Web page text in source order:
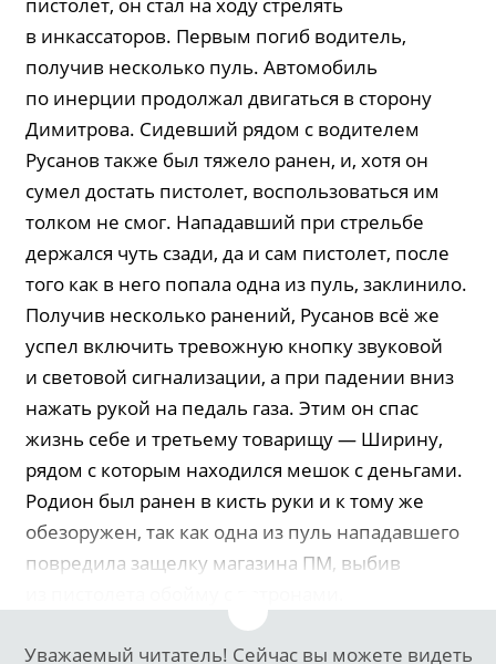
в инкассаторов. Первым погиб водитель,
получив несколько пуль. Автомобиль
по инерции продолжал двигаться в сторону
Димитрова. Сидевший рядом с водителем
Русанов также был тяжело ранен, и, хотя он
сумел достать пистолет, воспользоваться им
толком не смог. Нападавший при стрельбе
держался чуть сзади, да и сам пистолет, после
того как в него попала одна из пуль, заклинило.
Получив несколько ранений, Русанов всё же
успел включить тревожную кнопку звуковой
и световой сигнализации, а при падении вниз
нажать рукой на педаль газа. Этим он спас
жизнь себе и третьему товарищу — Ширину,
рядом с которым находился мешок с деньгами.
Родион был ранен в кисть руки и к тому же
обезоружен, так как одна из пуль нападавшего
повредила защелку магазина ПМ, выбив
Уважаемый читатель! Сейчас вы можете видеть